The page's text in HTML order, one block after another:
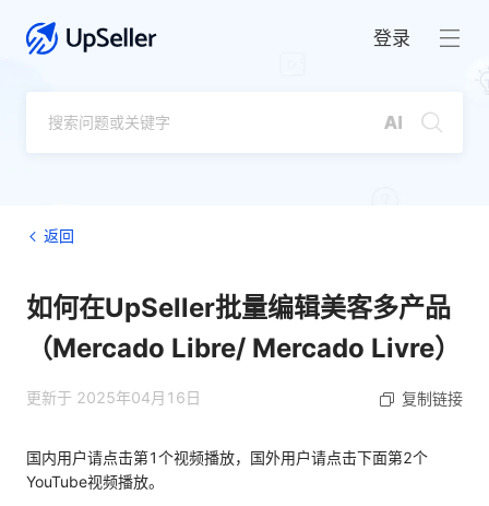
登录
返回
如何在UpSeller批量编辑美客多产品
（Mercado Libre/ Mercado Livre）
更新于 2025年04月16日 复制链接
国内用户请点击第1个视频播放，国外用户请点击下面第2个
YouTube视频播放。